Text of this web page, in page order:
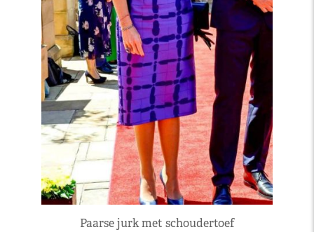
Paarse jurk met schoudertoef